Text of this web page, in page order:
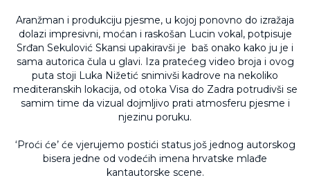
Aranžman i produkciju pjesme, u kojoj ponovno do izražaja
dolazi impresivni, moćan i raskošan Lucin vokal, potpisuje
Srđan Sekulović Skansi upakiravši je baš onako kako ju je i
sama autorica čula u glavi. Iza pratećeg video broja i ovog
puta stoji Luka Nižetić snimivši kadrove na nekoliko
mediteranskih lokacija, od otoka Visa do Zadra potrudivši se
samim time da vizual dojmljivo prati atmosferu pjesme i
njezinu poruku.
‘Proći će’ će vjerujemo postići status još jednog autorskog
bisera jedne od vodećih imena hrvatske mlađe
kantautorske scene.